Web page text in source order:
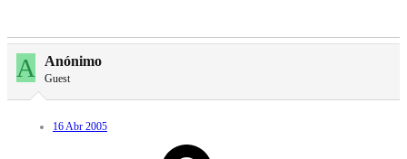
A Anónimo
Guest
16 Abr 2005